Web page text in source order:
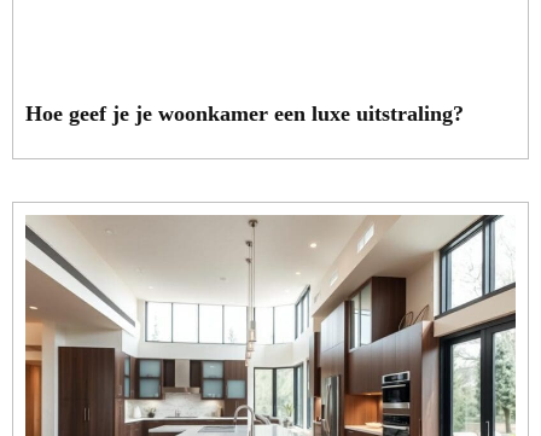
Hoe geef je je woonkamer een luxe uitstraling?